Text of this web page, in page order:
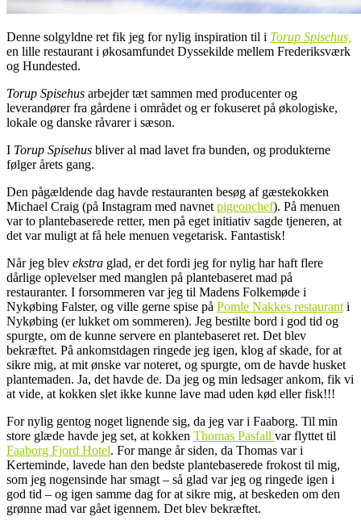
Denne solgyldne ret fik jeg for nylig inspiration til i Torup Spisehus,
en lille restaurant i økosamfundet Dyssekilde mellem Frederiksværk
og Hundested.
Torup Spisehus arbejder tæt sammen med producenter og
leverandører fra gårdene i området og er fokuseret på økologiske,
lokale og danske råvarer i sæson.
I Torup Spisehus bliver al mad lavet fra bunden, og produkterne
følger årets gang.
Den pågældende dag havde restauranten besøg af gæstekokken
Michael Craig (på Instagram med navnet pigeonchef). På menuen
var to plantebaserede retter, men på eget initiativ sagde tjeneren, at
det var muligt at få hele menuen vegetarisk. Fantastisk!
Når jeg blev ekstra glad, er det fordi jeg for nylig har haft flere
dårlige oplevelser med manglen på plantebaseret mad på
restauranter. I forsommeren var jeg til Madens Folkemøde i
Nykøbing Falster, og ville gerne spise på Pomle Nakkes restaurant i
Nykøbing (er lukket om sommeren). Jeg bestilte bord i god tid og
spurgte, om de kunne servere en plantebaseret ret. Det blev
bekræftet. På ankomstdagen ringede jeg igen, klog af skade, for at
sikre mig, at mit ønske var noteret, og spurgte, om de havde husket
plantemaden. Ja, det havde de. Da jeg og min ledsager ankom, fik vi
at vide, at kokken slet ikke kunne lave mad uden kød eller fisk!!!
For nylig gentog noget lignende sig, da jeg var i Faaborg. Til min
store glæde havde jeg set, at kokken Thomas Pasfall var flyttet til
Faaborg Fjord Hotel. For mange år siden, da Thomas var i
Kerteminde, lavede han den bedste plantebaserede frokost til mig,
som jeg nogensinde har smagt – så glad var jeg og ringede igen i
god tid – og igen samme dag for at sikre mig, at beskeden om den
grønne mad var gået igennem. Det blev bekræftet.